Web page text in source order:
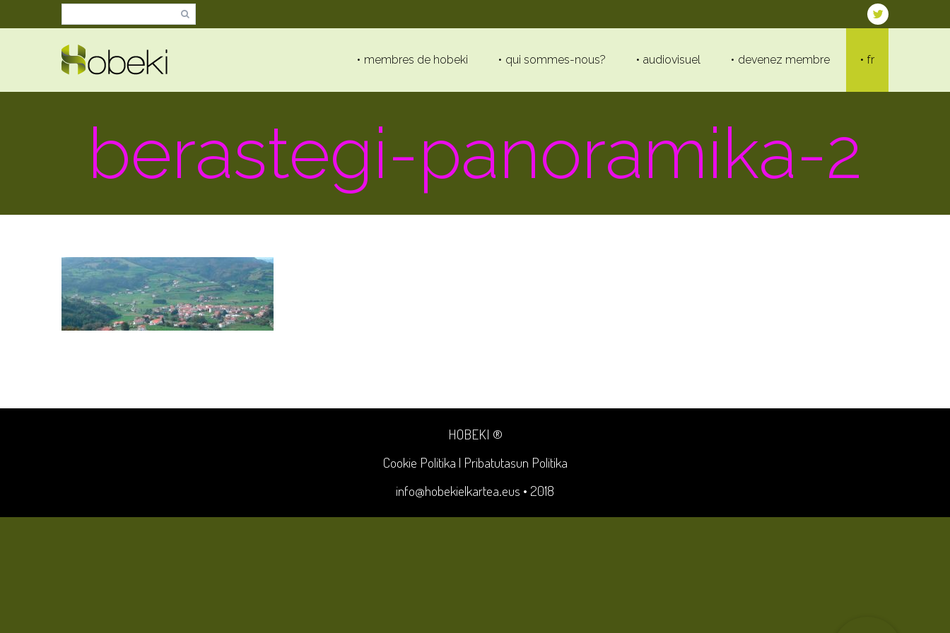
membres de hobeki qui sommes-nous? audiovisuel devenez membre fr
berastegi-panoramika-2
HOBEKI ®
Cookie Politika | Pribatutasun Politika
info@hobekielkartea.eus • 2018